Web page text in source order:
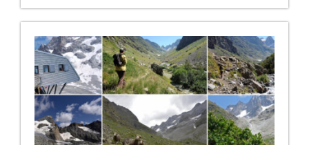
Browser! The latter is very useful to explore the
data, for example if […]